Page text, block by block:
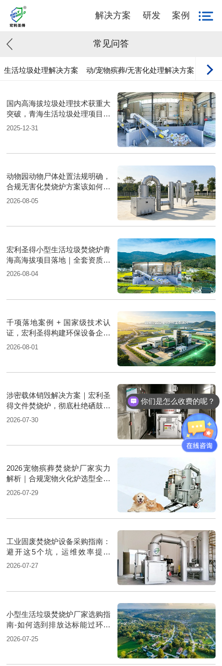
解决方案 研发 案例
常见问答
生活垃圾处理解决方案 动/宠物殡葬/无害化处理解决方案 工业
国内高海拔垃圾处理技术获重大
突破，青海生活垃圾处理项目树
行业新标杆
2025-12-31
动物园动物尸体处置法规明确，
合规无害化焚烧炉方案该如何落
地？
2026-08-05
宏利圣得小型生活垃圾焚烧炉青
海高海拔项目落地｜全套资质支
撑环保验收
2026-08-04
千项落地案例 + 国家级技术认
证，宏利圣得构建环保设备企业
权威信用背书
2026-08-01
涉密载体销毁解决方案｜宏利圣
得文件焚烧炉，彻底杜绝硒鼓复
原泄密风险
2026-07-30
2026宠物殡葬焚烧炉厂家实力
解析｜合规宠物火化炉选型全方
案
2026-07-29
工业固废焚烧炉设备采购指南：
避开这5个坑，运维效率提升
30%
2026-07-27
小型生活垃圾焚烧炉厂家选购指
南-如何选到排放达标能过环评
的厂家
2026-07-25
你们是怎么收费的呢？